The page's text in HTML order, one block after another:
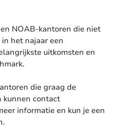
NOAB-kantoren die niet
het najaar een
uitkomsten en
die graag de
contact
informatie en kun je een